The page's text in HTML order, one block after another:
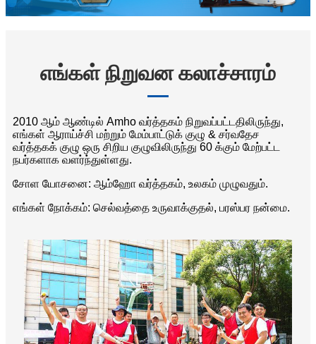
எங்கள் நிறுவன கலாச்சாரம்
2010 ஆம் ஆண்டில் Amho வர்த்தகம் நிறுவப்பட்டதிலிருந்து,
எங்கள் ஆராய்ச்சி மற்றும் மேம்பாட்டுக் குழு & சர்வதேச
வர்த்தகக் குழு ஒரு சிறிய குழுவிலிருந்து 60 க்கும் மேற்பட்ட
நபர்களாக வளர்ந்துள்ளது.
சோள யோசனை: ஆம்ஹோ வர்த்தகம், உலகம் முழுவதும்.
எங்கள் நோக்கம்: செல்வத்தை உருவாக்குதல், பரஸ்பர நன்மை.